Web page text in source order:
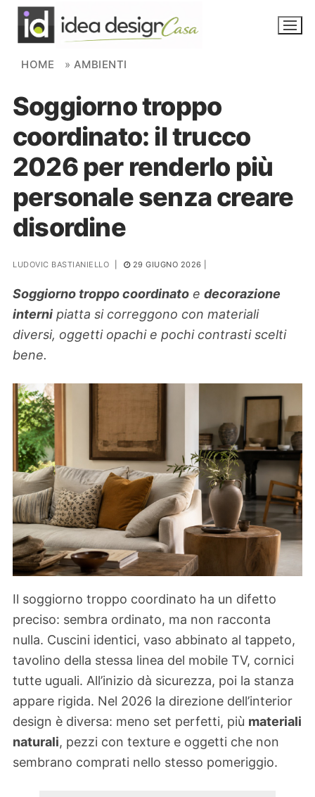
Skip to content
NOVITÀ
AMBIENTI
FAI DA TE
PIANTE
Ortaggio
HOME » AMBIENTI
Soggiorno troppo
coordinato: il trucco
2026 per renderlo più
personale senza creare
disordine
LUDOVIC BASTIANIELLO 29 GIUGNO 2026
Soggiorno troppo coordinato e decorazione
interni piatta si correggono con materiali
diversi, oggetti opachi e pochi contrasti scelti
bene.
Il soggiorno troppo coordinato ha un difetto
preciso: sembra ordinato, ma non racconta
nulla. Cuscini identici, vaso abbinato al tappeto,
tavolino della stessa linea del mobile TV, cornici
tutte uguali. All’inizio dà sicurezza, poi la stanza
appare rigida. Nel 2026 la direzione dell’interior
design è diversa: meno set perfetti, più materiali
naturali, pezzi con texture e oggetti che non
sembrano comprati nello stesso pomeriggio.